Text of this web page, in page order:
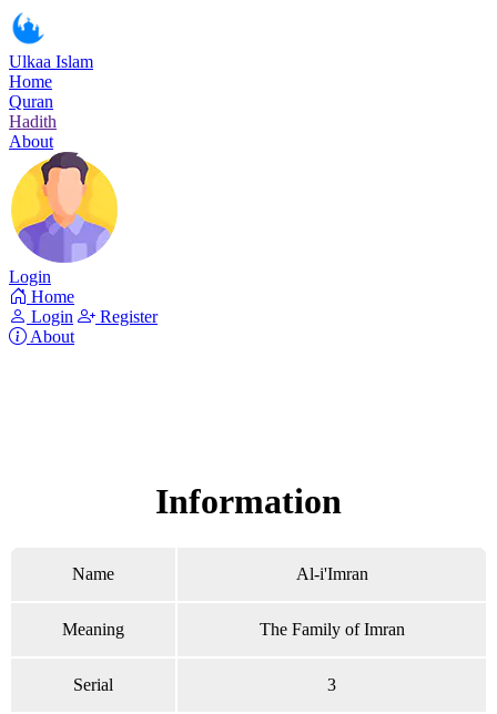
Ulkaa Islam
Home
Quran
Hadith
About
Login
Home
Login
Register
About
Information
Name Al-i'Imran
Meaning The Family of Imran
Serial 3